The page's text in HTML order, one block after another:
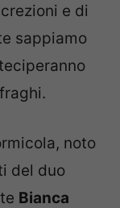
e di
sappiamo
noto
del duo
Bianca